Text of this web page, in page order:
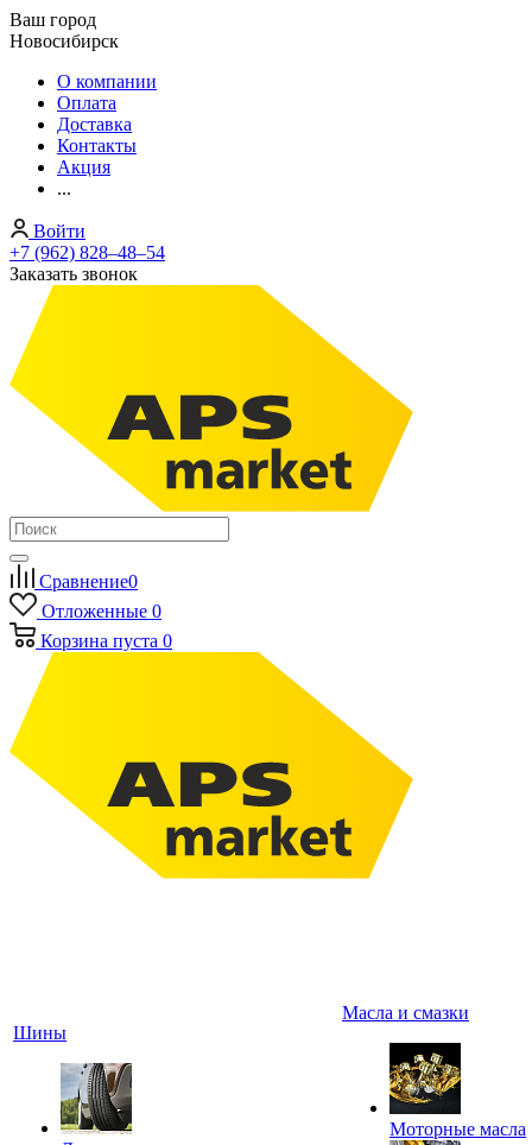
Ваш город
Новосибирск
О компании
Оплата
Доставка
Контакты
Акция
...
Войти
+7 (962) 828‒48‒54
Заказать звонок
Сравнение0
Отложенные 0
Корзина пуста 0
Шины
Масла и смазки
Моторные масла